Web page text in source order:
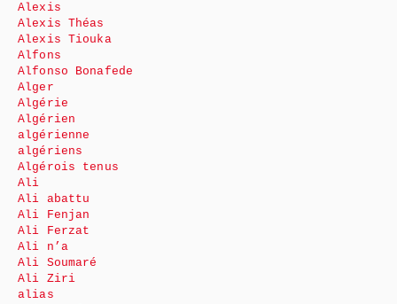
Alexis
Alexis Théas
Alexis Tiouka
Alfons
Alfonso Bonafede
Alger
Algérie
Algérien
algérienne
algériens
Algérois tenus
Ali
Ali abattu
Ali Fenjan
Ali Ferzat
Ali n’a
Ali Soumaré
Ali Ziri
alias